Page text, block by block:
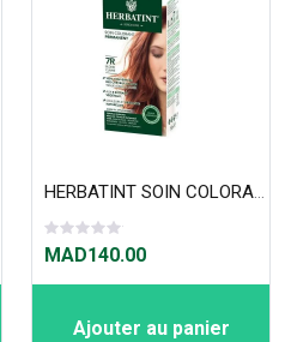
HERBATINT SOIN COLORANT PERMANENT 7R
MAD140.00
Ajouter au panier